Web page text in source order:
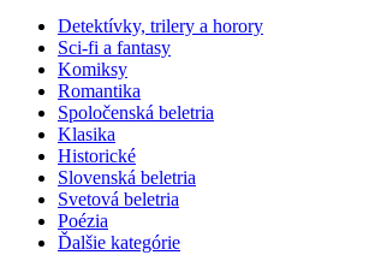
Detektívky, trilery a horory
Sci-fi a fantasy
Komiksy
Romantika
Spoločenská beletria
Klasika
Historické
Slovenská beletria
Svetová beletria
Poézia
Ďalšie kategórie